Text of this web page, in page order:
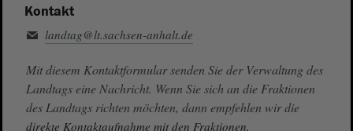
Kontakt
landtag@lt.sachsen-anhalt.de
Mit diesem Kontaktformular senden Sie der Verwaltung des
Landtags eine Nachricht. Wenn Sie sich an die Fraktionen
des Landtags richten möchten, dann empfehlen wir die
direkte Kontaktaufnahme mit den Fraktionen.